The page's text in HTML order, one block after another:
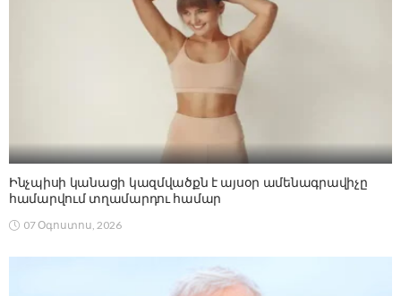
Ինչպիսի կանացի կազմվածքն է այսօր ամենագրավիչը
համարվում տղամարդու համար
07 Օգոստոս, 2026